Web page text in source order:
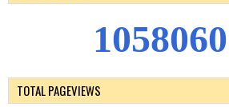
1058060
TOTAL PAGEVIEWS